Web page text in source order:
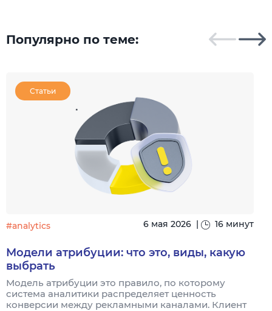
Популярно по теме:
Статьи
#analytics 6 мая 2026 | 16 минут
Модели атрибуции: что это, виды, какую
выбрать
Модель атрибуции это правило, по которому
система аналитики распределяет ценность
конверсии между рекламными каналами. Клиент